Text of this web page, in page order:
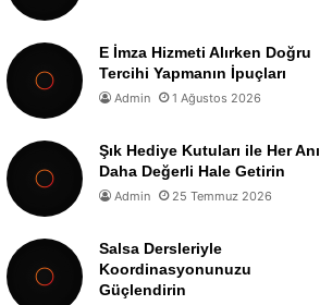
E İmza Hizmeti Alırken Doğru
Tercihi Yapmanın İpuçları
Admin 1 Ağustos 2026
Şık Hediye Kutuları ile Her Anı
Daha Değerli Hale Getirin
Admin 25 Temmuz 2026
Salsa Dersleriyle
Koordinasyonunuzu
Güçlendirin